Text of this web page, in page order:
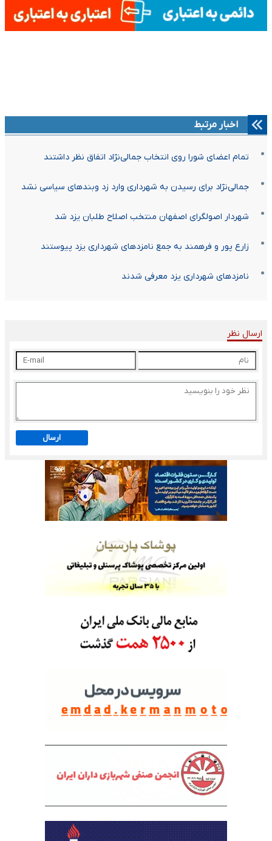
اخبار مرتبط
تمام اعضای شورا روی انتخاب جمالی‌نژاد اتفاق نظر داشتند
جمالی‌نژاد برای رسیدن به شهرداری وارد زد وبندهای سیاسی نشد
شهردار اصولگرای اصفهان منتخب اصلاح طلبان یزد شد
زارع پور و فرهمند به جمع نامزدهای شهرداری یزد پیوستند
نامزدهای شهرداری یزد معرفی شدند
ارسال نظر
ارسال